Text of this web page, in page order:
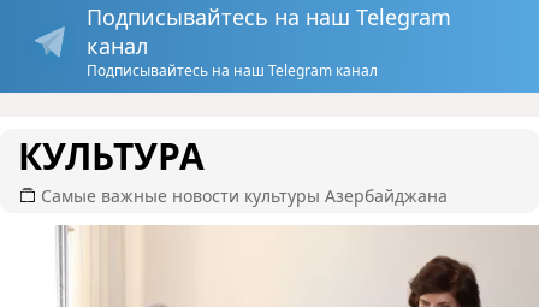
Подписывайтесь на наш Telegram
канал
Подписывайтесь на наш Telegram канал
КУЛЬТУРА
Самые важные новости культуры Азербайджана